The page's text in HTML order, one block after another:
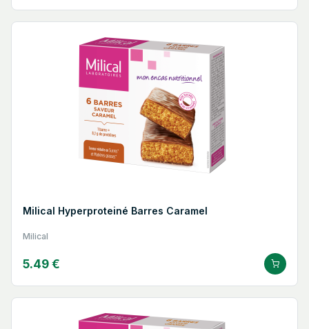
Milical Hyperproteiné Barres Caramel
Milical
5.49 €